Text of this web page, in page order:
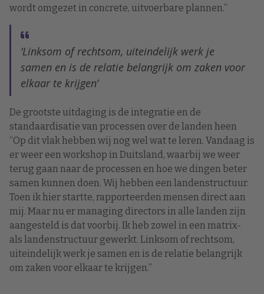
wordt omgezet in concrete, uitvoerbare plannen.”
‘Linksom of rechtsom, uiteindelijk werk je
samen en is de relatie belangrijk om zaken voor
elkaar te krijgen’
De grootste uitdaging is de integratie en de
standaardisatie van processen over de landen heen
“Op dit vlak hebben wij nog wel wat te leren. Vandaag is
er weer een workshop in Duitsland, waarbij we weer
terug gaan naar de processen en hoe we dingen beter
samen kunnen doen. Wij hebben een landenstructuur.
Toen ik hier startte, rapporteerden mensen direct aan
mij. Maar nu er managing directors in alle landen zijn
aangesteld is dat voorbij. Ik heb zowel in een matrix-
als landenstructuur gewerkt. Linksom of rechtsom,
uiteindelijk werk je samen en is de relatie belangrijk
om zaken voor elkaar te krijgen.”